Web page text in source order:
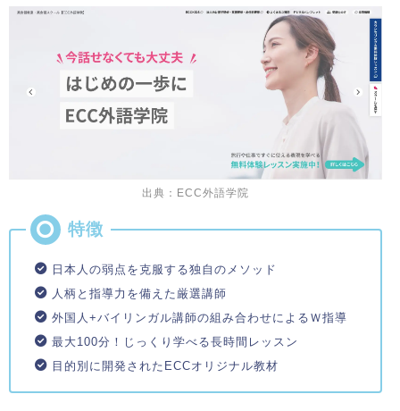
出典：ECC外語学院
日本人の弱点を克服する独自のメソッド
人柄と指導力を備えた厳選講師
外国人+バイリンガル講師の組み合わせによるＷ指導
最大100分！じっくり学べる長時間レッスン
目的別に開発されたECCオリジナル教材